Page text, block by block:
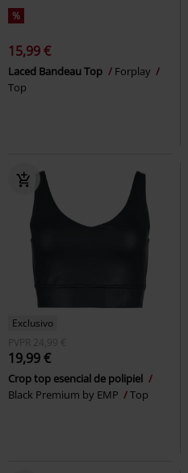
%
15,99 €
Laced Bandeau Top
Forplay
Top
Exclusivo
PVPR 24,99 €
19,99 €
Crop top esencial de polipiel
Black Premium by EMP
Top